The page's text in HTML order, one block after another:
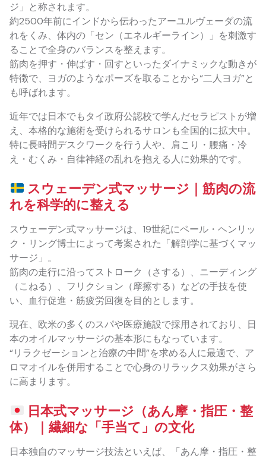
ジ」と称されます。
約2500年前にインドから伝わったアーユルヴェーダの流
れをくみ、体内の「セン（エネルギーライン）」を刺激す
ることで全身のバランスを整えます。
筋肉を押す・伸ばす・回すといったダイナミックな動きが
特徴で、ヨガのようなポーズを取ることから“二人ヨガ”と
も呼ばれます。
近年では日本でもタイ政府公認校で学んだセラピストが増
え、本格的な施術を受けられるサロンも全国的に拡大中。
特に長時間デスクワークを行う人や、肩こり・腰痛・冷
え・むくみ・自律神経の乱れを抱える人に効果的です。
スウェーデン式マッサージ｜筋肉の流
れを科学的に整える
スウェーデン式マッサージは、19世紀にペール・ヘンリッ
ク・リング博士によって考案された「解剖学に基づくマッ
サージ」。
筋肉の走行に沿ってストローク（さする）、ニーディング
（こねる）、フリクション（摩擦する）などの手技を使
い、血行促進・筋疲労回復を目的とします。
現在、欧米の多くのスパや医療施設で採用されており、日
本のオイルマッサージの基本形にもなっています。
“リラクゼーションと治療の中間”を求める人に最適で、ア
ロマオイルを併用することで心身のリラックス効果がさら
に高まります。
日本式マッサージ（あん摩・指圧・整
体）｜繊細な「手当て」の文化
日本独自のマッサージ技法といえば、「あん摩・指圧・整